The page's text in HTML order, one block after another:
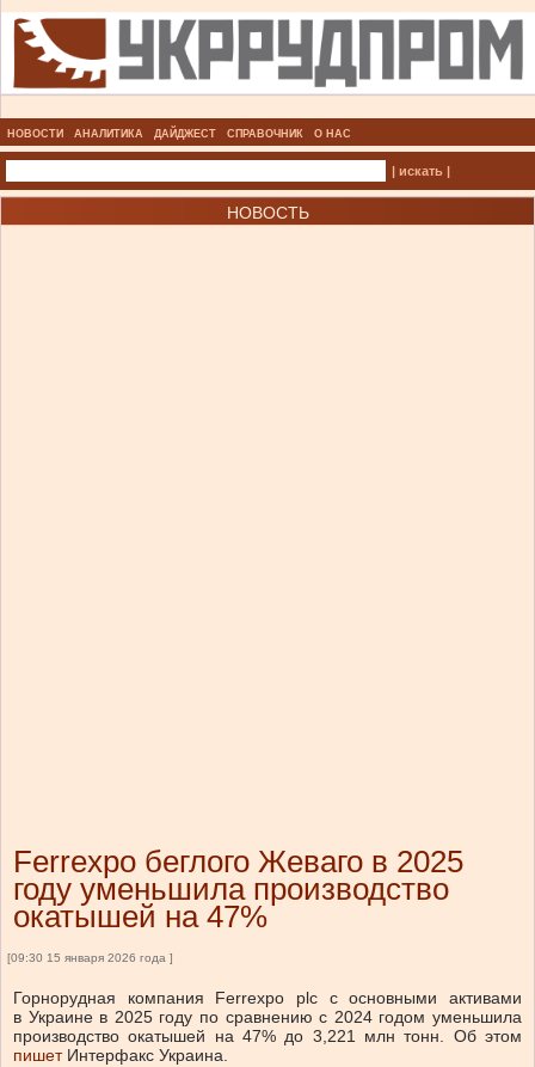
НОВОСТИ АНАЛИТИКА ДАЙДЖЕСТ СПРАВОЧНИК О НАС
| искать |
НОВОСТЬ
Ferrexpo беглого Жеваго в 2025
году уменьшила производство
окатышей на 47%
[09:30 15 января 2026 года ]
Горнорудная компания Ferrexpo plc с основными активами
в Украине в 2025 году по сравнению с 2024 годом уменьшила
производство окатышей на 47% до 3,221 млн тонн. Об этом
пишетИнтерфакс Украина.